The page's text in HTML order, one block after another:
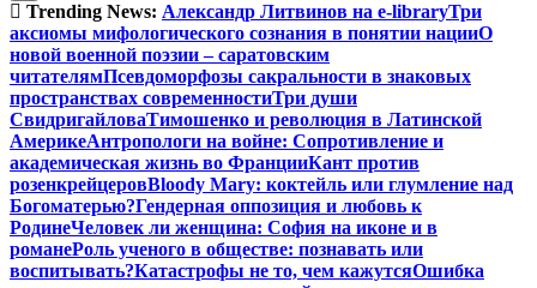
Trending News: Александр Литвинов на e-libraryТри
аксиомы мифологического сознания в понятии нацииО
новой военной поэзии – саратовским
читателямПсевдоморфозы сакральности в знаковых
пространствах современностиТри души
СвидригайловаТимошенко и революция в Латинской
АмерикеАнтропологи на войне: Сопротивление и
академическая жизнь во ФранцииКант против
розенкрейцеровBloody Mary: коктейль или глумление над
Богоматерью?Гендерная оппозиция и любовь к
РодинеЧеловек ли женщина: София на иконе и в
романеРоль ученого в обществе: познавать или
воспитывать?Катастрофы не то, чем кажутсяОшибка